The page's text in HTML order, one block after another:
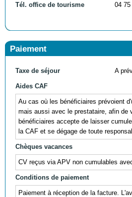
Tél. office de tourisme 04
Paiement
Taxe de séjour A
Aides CAF
Au cas où les bénéficiaires prévoient
mais aussi avec le prestataire, afin de
bénéficiaires accepte de laisser
la CAF et se dégage de toute
Chèques vacances
CV reçus via APV non cumulables
Conditions de paiement
Paiement à réception de la facture.